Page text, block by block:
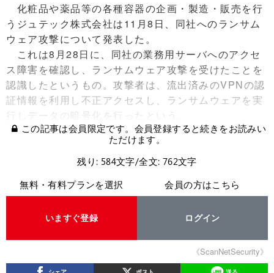
化粧品や薬品等の各種容器の企画・製造・販売を行
うジュテック株式会社は11月8日、同社へのランサム
ウェア攻撃について発表した。
これは8月28日に、同社の業務用サーバへのアクセ
ス障害を確認し、ランサムウェア攻撃を受けたことを
認識したというもの。攻撃者は、流出済みのVPNの認
証情報を利用し不正アクセスし、ランサムウェアを実
行しデータの暗号化を行ったという。
この記事は会員限定です。会員登録すると続きをお読みい
ただけます。
残り: 584文字/全文: 762文字
無料・有料プランを選択
いますぐ登録
会員の方はこちら
ログイン
《ScanNetSecurity》
シェア ポスト 送る